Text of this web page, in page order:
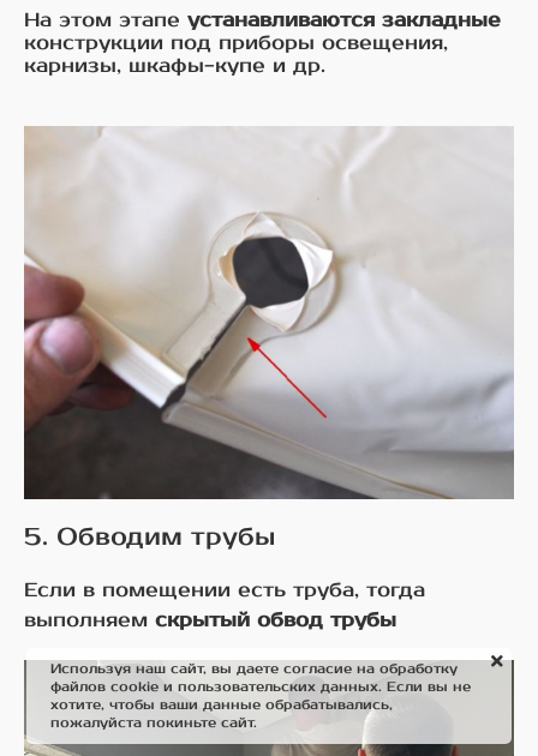
На этом этапе устанавливаются закладные
конструкции под приборы освещения,
карнизы, шкафы-купе и др.
5. Обводим трубы
Если в помещении есть труба, тогда
выполняем скрытый обвод трубы
Используя наш сайт, вы даете согласие на обработку
файлов cookie и пользовательских данных. Если вы не
хотите, чтобы ваши данные обрабатывались,
пожалуйста покиньте сайт.